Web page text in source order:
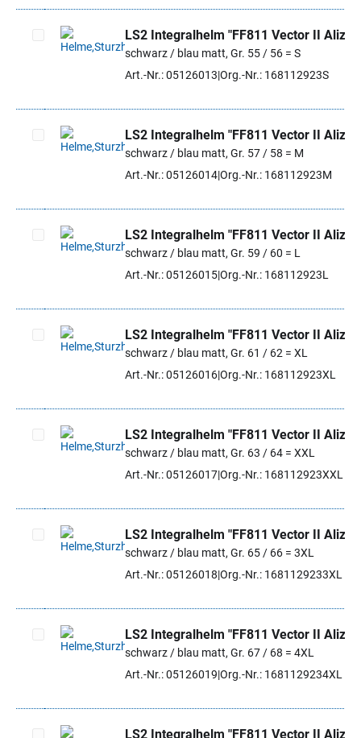
Artikel auswählen
LS2 Integralhelm "FF811 Vector II Alizer"
schwarz / blau matt, Gr. 55 / 56 = S
Art.-Nr.: 05126013 Org.-Nr.: 168112923S
Artikel auswählen
LS2 Integralhelm "FF811 Vector II Alizer"
schwarz / blau matt, Gr. 57 / 58 = M
Art.-Nr.: 05126014Org.-Nr.: 168112923M
Artikel auswählen
LS2 Integralhelm "FF811 Vector II Alizer"
schwarz / blau matt, Gr. 59 / 60 = L
Art.-Nr.: 05126015Org.-Nr.: 168112923L
Artikel auswählen
LS2 Integralhelm "FF811 Vector II Alizer"
schwarz / blau matt, Gr. 61 / 62 = XL
Art.-Nr.: 05126016Org.-Nr.: 168112923XL
Artikel auswählen
LS2 Integralhelm "FF811 Vector II Alizer"
schwarz / blau matt, Gr. 63 / 64 = XXL
Art.-Nr.: 05126017Org.-Nr.: 168112923XXL
Artikel auswählen
LS2 Integralhelm "FF811 Vector II Alizer"
schwarz / blau matt, Gr. 65 / 66 = 3XL
Art.-Nr.: 05126018 Org.-Nr.: 1681129233XL
Artikel auswählen
LS2 Integralhelm "FF811 Vector II Alizer"
schwarz / blau matt, Gr. 67 / 68 = 4XL
Art.-Nr.: 05126019 Org.-Nr.: 1681129234XL
LS2 Integralhelm "FF811 Vector II Alizer"